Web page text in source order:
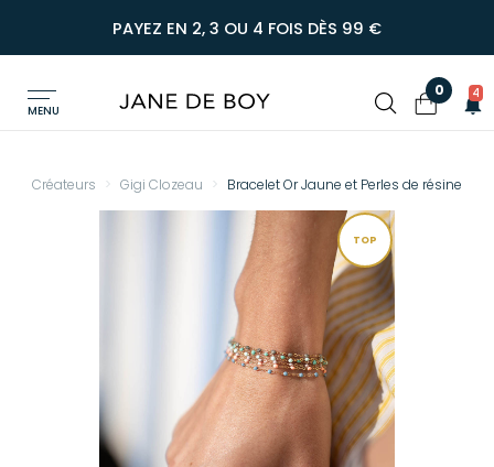
PAYEZ EN 2, 3 OU 4 FOIS DÈS 99 €
MENU
0 4
Créateurs Gigi Clozeau Bracelet Or Jaune et Perles de résine
TOP